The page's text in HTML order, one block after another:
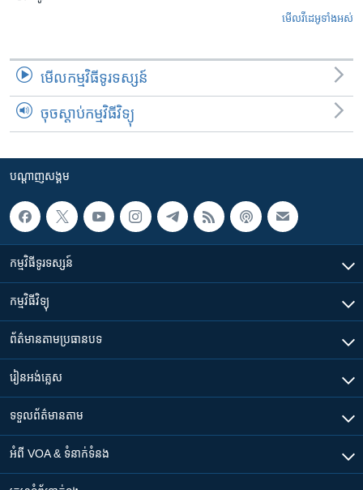
មើល​វីដេអូ​ទាំង​អស់
មើល​កម្មវិធី​ទូរទស្សន៍
ចុចស្តាប់កម្មវិធីវិទ្យុ
បណ្តាញ​សង្គម
កម្មវិធី​ទូរទស្សន៍
កម្មវិធី​វិទ្យុ
ព័ត៌មាន​តាមប្រធានបទ​
រៀន​​អង់គ្លេស
ទទួល​ព័ត៌មាន​តាម
អំពី​ VOA & ទំនាក់ទំនង